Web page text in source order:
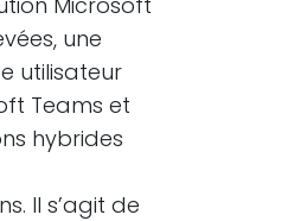
une
utilisateur
Teams et
hybrides
Il s’agit de